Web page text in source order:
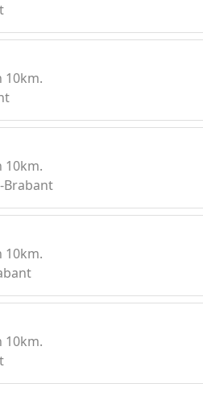
10km.
10km.
Brabant
10km.
10km.